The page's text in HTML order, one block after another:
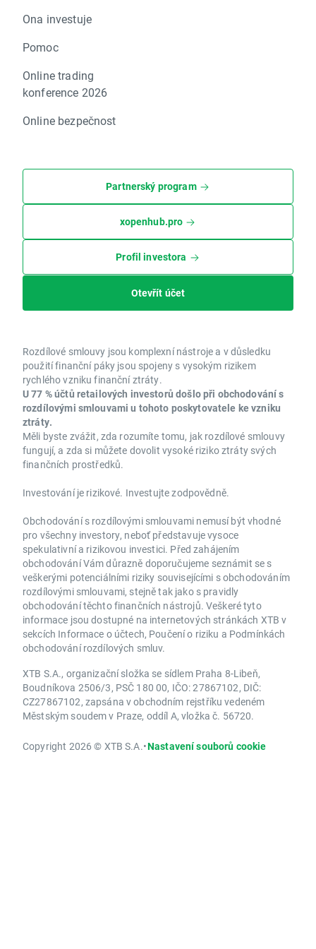
Ona investuje
Pomoc
Online trading
konference 2026
Online bezpečnost
Partnerský program
xopenhub.pro
Profil investora
Otevřít účet
Rozdílové smlouvy jsou komplexní nástroje a v důsledku
použití finanční páky jsou spojeny s vysokým rizikem
rychlého vzniku finanční ztráty.
U 77 % účtů retailových investorů došlo při obchodování s
rozdílovými smlouvami u tohoto poskytovatele ke vzniku
ztráty.
Měli byste zvážit, zda rozumíte tomu, jak rozdílové smlouvy
fungují, a zda si můžete dovolit vysoké riziko ztráty svých
finančních prostředků.
Investování je rizikové. Investujte zodpovědně.
Obchodování s rozdílovými smlouvami nemusí být vhodné
pro všechny investory, neboť představuje vysoce
spekulativní a rizikovou investici. Před zahájením
obchodování Vám důrazně doporučujeme seznámit se s
veškerými potenciálními riziky souvisejícími s obchodováním
rozdílovými smlouvami, stejně tak jako s pravidly
obchodování těchto finančních nástrojů. Veškeré tyto
informace jsou dostupné na internetových stránkách XTB v
sekcích Informace o účtech, Poučení o riziku a Podmínkách
obchodování rozdílových smluv.
XTB S.A., organizační složka se sídlem Praha 8-Libeň,
Boudníkova 2506/3, PSČ 180 00, IČO: 27867102, DIČ:
CZ27867102, zapsána v obchodním rejstříku vedeném
Městským soudem v Praze, oddíl A, vložka č. 56720.
Copyright 2026 © XTB S.A.•Nastavení souborů cookie